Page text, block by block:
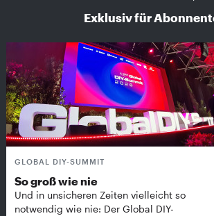
Exklusiv für
GLOBAL DIY-SUMMIT
So groß wie nie
Und in unsicheren Zeiten vielleicht so
notwendig wie nie: Der Global DIY-